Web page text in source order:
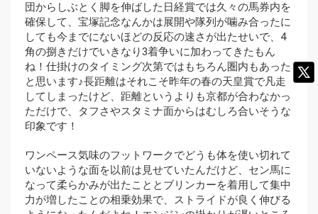
団からしぶとく脚を伸ばした日経賞では久々の馬券内を
確保して、宝塚記念なんかは展開や隊列が噛み合ったに
しても今までにないほどの反応の速さが出たせいで、4
角の捌きだけでいきなり3着争いに加わってきたもん
ね！仕掛けのタイミング次第ではもちろん圏内もあった
と思います♪長距離はそれこそ昨年の春の天皇賞で凡走
してしまったけど、距離というよりも京都が合わなかっ
ただけで、タフさやスタミナ面からはむしろ合いそうな
印象です！
ワンペース気味のフットワークでどうも体を使い切れて
いないような面を以前は見せていたんだけど、セン馬に
なって柔らかみが出たこととブリンカーを着用して集中
力が増したことの相乗効果で、ストライドが良く伸びる